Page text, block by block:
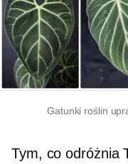
Gatunki roślin
Tym, co odróżnia